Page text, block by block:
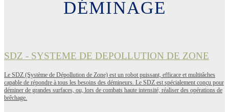
DÉMINAGE
SDZ - SYSTEME DE DEPOLLUTION DE ZONE
Le SDZ (Système de Dépollution de Zone) est un robot puissant, efficace et multitâches
capable de répondre à tous les besoins des démineurs. Le SDZ est spécialement conçu pour
déminer de grandes surfaces, ou, lors de combats haute intensité, réaliser des opérations de
brêchage.